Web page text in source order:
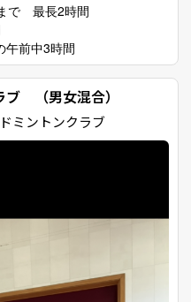
で 最長2時間
前中3時間
ブ （男女混合）
ミントンクラブ